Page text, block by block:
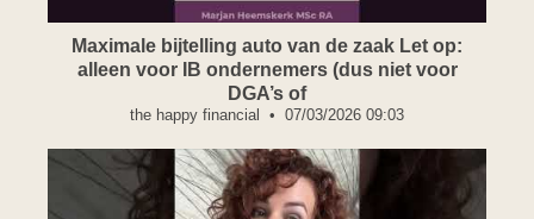
Maximale bijtelling auto van de zaak Let op:
alleen voor IB ondernemers (dus niet voor
DGA’s of
the happy financial 07/03/2026 09:03
...